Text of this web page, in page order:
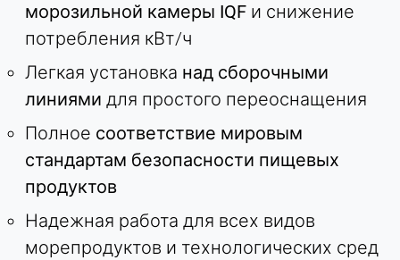
морозильной камеры IQF и снижение
потребления кВт/ч
Легкая установка над сборочными
линиями для простого переоснащения
Полное соответствие мировым
стандартам безопасности пищевых
продуктов
Надежная работа для всех видов
морепродуктов и технологических сред